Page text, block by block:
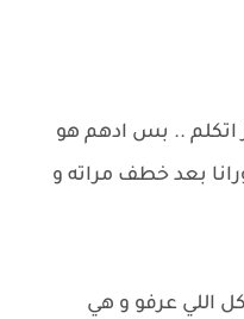
اتكلم .. بس ادهم هو
بعد خطف مراته و
كل اللي عرفو و هي